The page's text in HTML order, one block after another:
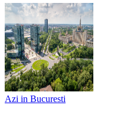
Azi in Bucuresti